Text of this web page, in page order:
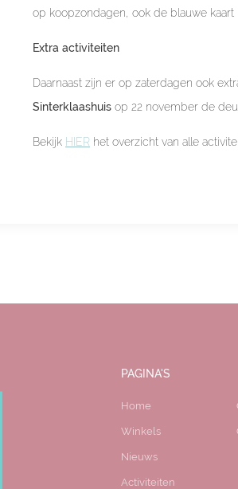
op koopzondagen, ook de blauwe kaart
Extra activiteiten
Daarnaast zijn er op zaterdagen ook
Sinterklaashuis op 22 november de
Bekijk HIER het overzicht van alle
PAGINA'S
Home
Winkels
Nieuws
Activiteiten